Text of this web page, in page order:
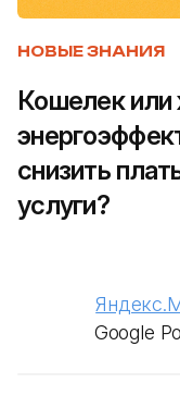
НОВЫЕ ЗНАНИЯ
Кошелек или
снизить
услуги?
Google